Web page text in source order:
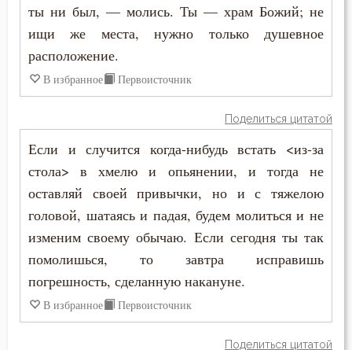
Терпение
Трезвение
Троица
Убийство
Уединение
Украшение
Ум
Умерший
ты ни был, — молись. Ты — храм Божий; не
ищи же места, нужно только душевное
расположение.
В избранное Первоисточник
Поделиться цитатой
Если и случится когда-нибудь встать <из-за
стола> в хмелю и опьянении, и тогда не
оставляй своей привычки, но и с тяжелою
головой, шатаясь и падая, будем молиться и не
изменим своему обычаю. Если сегодня ты так
помолишься, то завтра исправишь
погрешность, сделанную накануне.
В избранное Первоисточник
Поделиться цитатой